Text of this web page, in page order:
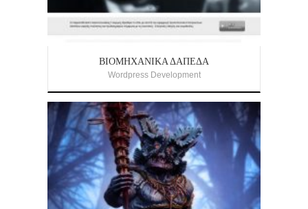
ΒΙΟΜΗΧΑΝΙΚΆ ΔΆΠΕΔΑ
Wordpress Development